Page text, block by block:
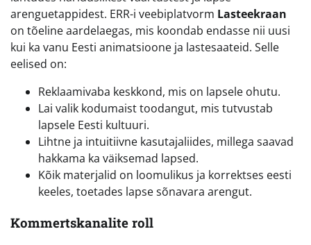
arenguetappidest. ERR-i veebiplatvorm Lasteekraan
on tõeline aardelaegas, mis koondab endasse nii uusi
kui ka vanu Eesti animatsioone ja lastesaateid. Selle
eelised on:
Reklaamivaba keskkond, mis on lapsele ohutu.
Lai valik kodumaist toodangut, mis tutvustab
lapsele Eesti kultuuri.
Lihtne ja intuitiivne kasutajaliides, millega saavad
hakkama ka väiksemad lapsed.
Kõik materjalid on loomulikus ja korrektses eesti
keeles, toetades lapse sõnavara arengut.
Kommertskanalite roll